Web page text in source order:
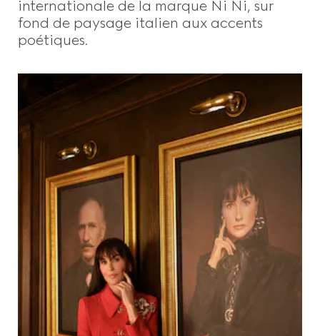
internationale de la marque Ni Ni, sur
fond de paysage italien aux accents
poétiques.